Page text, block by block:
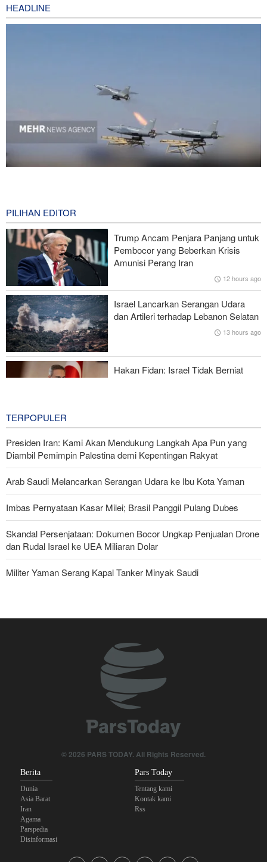
HEADLINE
Brigjen Akrami Nia: Artesh dalam Kondisi Siaga Penuh
Foreign Policy: Riyadh Terjepit di Antara Iran dan Ansarullah,
Kebijakan Ini Gagal
Brigjen Ebnolreza: Teknologi Iran Lebih Unggul daripada Sistem
Impor Mana Pun di Kawasan
Mengapa AS Nyaris Kehabisan Senjata dalam perang melawan
Iran?
PILIHAN EDITOR
Trump Ancam Penjara Panjang untuk
Pembocor yang Beberkan Krisis
Amunisi Perang Iran
12 hours ago
Israel Lancarkan Serangan Udara
dan Artileri terhadap Lebanon Selatan
13 hours ago
Hakan Fidan: Israel Tidak Berniat
TERPOPULER
Presiden Iran: Kami Akan Mendukung Langkah Apa Pun yang
Diambil Pemimpin Palestina demi Kepentingan Rakyat
Arab Saudi Melancarkan Serangan Udara ke Ibu Kota Yaman
Imbas Pernyataan Kasar Milei; Brasil Panggil Pulang Dubes
Skandal Persenjataan: Dokumen Bocor Ungkap Penjualan Drone
dan Rudal Israel ke UEA Miliaran Dolar
Militer Yaman Serang Kapal Tanker Minyak Saudi
Impor Mana Pun di Kawasan
Irak: Jumlah Peziarah yang Masuk sejak Awal Muharam Capai
Pangkalan Terorisnya!
Ledakan yang Mengguncang UEA; Di Mana Jebel Ali dan
© 2026 PARS TODAY. All Rights Reserved.
Berita
Dunia
Asia Barat
Iran
Agama
Parspedia
Disinformasi
Pars Today
Tentang kami
Kontak kami
Rss